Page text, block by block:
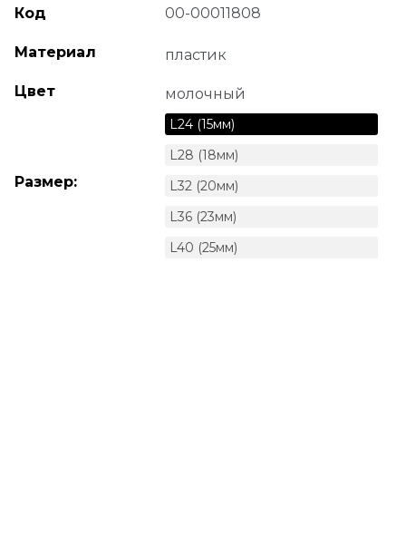
Код 00-00011808
Материал пластик
Цвет молочный
Размер:
L24 (15мм)
L28 (18мм)
L32 (20мм)
L36 (23мм)
L40 (25мм)